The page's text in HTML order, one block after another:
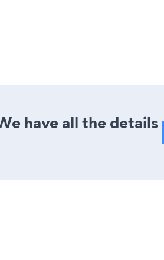
have all the details